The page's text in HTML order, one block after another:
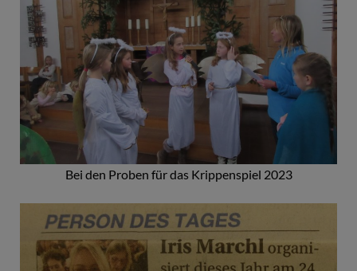
Bei den Proben für das Krippenspiel 2023